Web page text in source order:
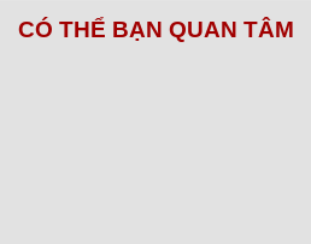
CÓ THỂ BẠN QUAN TÂM